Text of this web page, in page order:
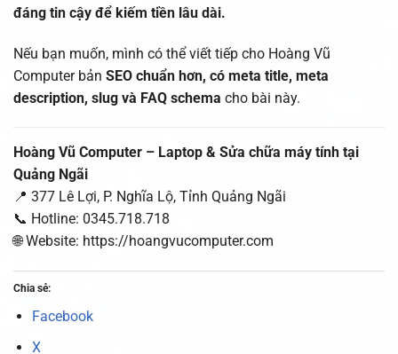
đáng tin cậy để kiếm tiền lâu dài.
Nếu bạn muốn, mình có thể viết tiếp cho Hoàng Vũ
Computer bản SEO chuẩn hơn, có meta title, meta
description, slug và FAQ schema cho bài này.
Hoàng Vũ Computer – Laptop & Sửa chữa máy tính tại
Quảng Ngãi
📍 377 Lê Lợi, P. Nghĩa Lộ, Tỉnh Quảng Ngãi
📞 Hotline: 0345.718.718
🌐 Website: https://hoangvucomputer.com
Chia sẻ:
Facebook
X